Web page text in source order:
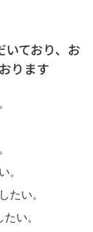
ており、お
ります
。
たい。
い。